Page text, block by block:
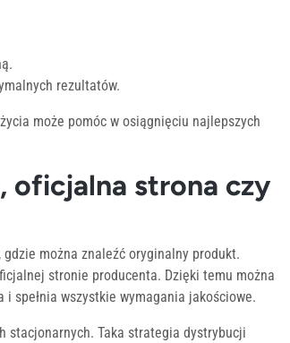
rezultatów.
może pomóc w osiągnięciu najlepszych
oficjalna strona czy
można znaleźć oryginalny produkt.
stronie producenta. Dzięki temu można
spełnia wszystkie wymagania jakościowe.
stacjonarnych. Taka strategia dystrybucji